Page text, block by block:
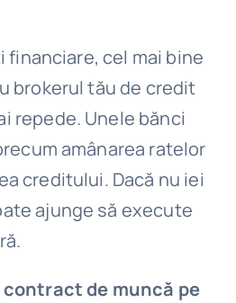
financiare, cel mai bine
brokerul tău de credit
repede. Unele bănci
amânarea ratelor
creditului. Dacă nu iei
ajunge să execute
contract de muncă pe